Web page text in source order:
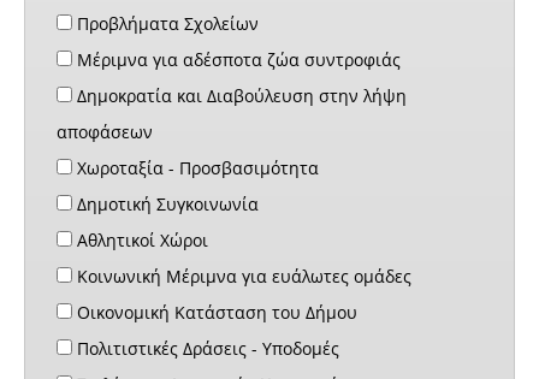
Προβλήματα Σχολείων
Μέριμνα για αδέσποτα ζώα συντροφιάς
Δημοκρατία και Διαβούλευση στην λήψη
αποφάσεων
Χωροταξία - Προσβασιμότητα
Δημοτική Συγκοινωνία
Αθλητικοί Χώροι
Κοινωνική Μέριμνα για ευάλωτες ομάδες
Οικονομική Κατάσταση του Δήμου
Πολιτιστικές Δράσεις - Υποδομές